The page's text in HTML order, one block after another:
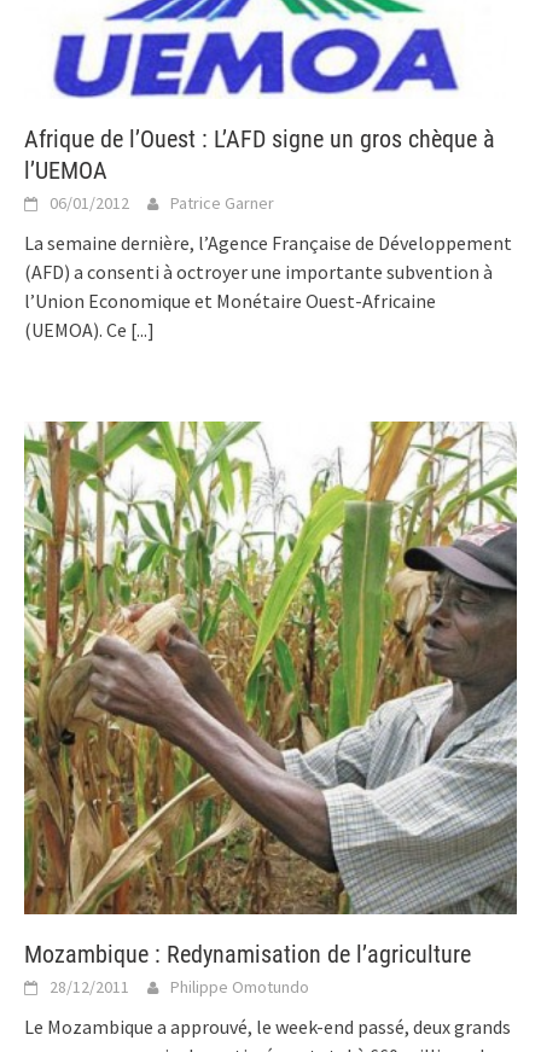
Afrique de l’Ouest : L’AFD signe un gros chèque à
l’UEMOA
06/01/2012 Patrice Garner
La semaine dernière, l’Agence Française de Développement
(AFD) a consenti à octroyer une importante subvention à
l’Union Economique et Monétaire Ouest-Africaine
(UEMOA). Ce [...]
Mozambique : Redynamisation de l’agriculture
28/12/2011 Philippe Omotundo
Le Mozambique a approuvé, le week-end passé, deux grands